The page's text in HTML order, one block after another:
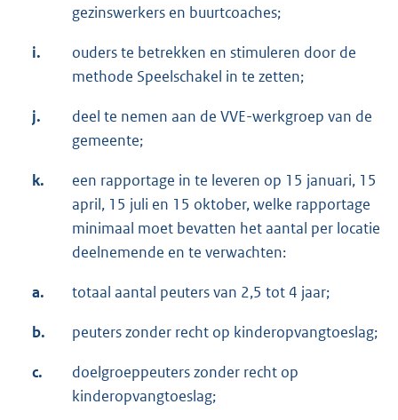
gezinswerkers en buurtcoaches;
i.
ouders te betrekken en stimuleren door de
methode Speelschakel in te zetten;
j.
deel te nemen aan de VVE-werkgroep van de
gemeente;
k.
een rapportage in te leveren op 15 januari, 15
april, 15 juli en 15 oktober, welke rapportage
minimaal moet bevatten het aantal per locatie
deelnemende en te verwachten:
a. totaal aantal peuters van 2,5 tot 4 jaar;
b. peuters zonder recht op kinderopvangtoeslag;
c.
doelgroeppeuters zonder recht op
kinderopvangtoeslag;